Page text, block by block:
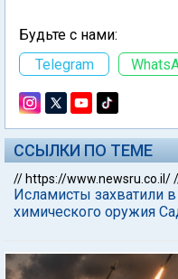
Будьте с нами:
Telegram
ССЫЛКИ ПО ТЕМЕ
// https://www.newsru.co.il/
Исламисты захватили
химического оружия